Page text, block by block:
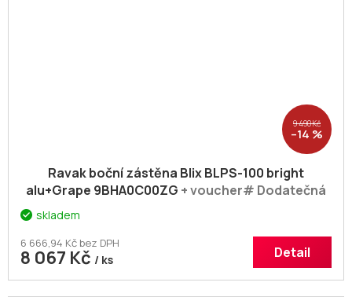
9 490 Kč
–14 %
Ravak boční zástěna Blix BLPS-100 bright
alu+Grape 9BHA0C00ZG + voucher# Dodatečná
skladem
6 666,94 Kč bez DPH
8 067 Kč / ks Detail